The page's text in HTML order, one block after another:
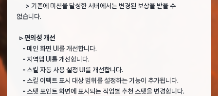
> 기존에 미션을 달성한 서버에서는 변경된 보상을 받을 수
없습니다.
▹ 편의성 개선
-메인 화면 UI를 개선합니다.
-지역맵 UI를 개선합니다.
-스킬 자동 사용 설정 UI를 개선합니다.
-스킬 이펙트 표시 대상 범위를 설정하는 기능이 추가됩니다.
-스탯 포인트 화면에 표시되는 직업별 추천 스탯을 변경합니다.